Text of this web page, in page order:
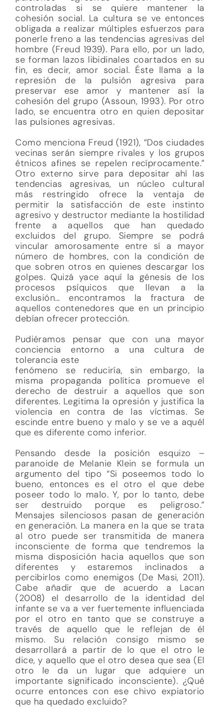
controladas si se quiere mantener la
cohesión social. La cultura se ve entonces
obligada a realizar múltiples esfuerzos para
ponerle freno a las tendencias agresivas del
hombre (Freud 1939). Para ello, por un lado,
se forman lazos libidinales coartados en su
fin, es decir, amor social. Éste llama a la
represión de la pulsión agresiva para
preservar ese amor y mantener así la
cohesión del grupo (Assoun, 1993). Por otro
lado, se encuentra otro en quien depositar
las pulsiones agresivas.
Como menciona Freud (1921), “Dos ciudades
vecinas serán siempre rivales y los grupos
étnicos afines se repelen recíprocamente.”
Otro externo sirve para depositar ahí las
tendencias agresivas, un núcleo cultural
más restringido ofrece la ventaja de
permitir la satisfacción de este instinto
agresivo y destructor mediante la hostilidad
frente a aquellos que han quedado
excluidos del grupo. Siempre se podrá
vincular amorosamente entre sí a mayor
número de hombres, con la condición de
que sobren otros en quienes descargar los
golpes. Quizá yace aquí la génesis de los
procesos psíquicos que llevan a la
exclusión… encontramos la fractura de
aquellos contenedores que en un principio
debían ofrecer protección.
Pudiéramos pensar que con una mayor
conciencia entorno a una cultura de
tolerancia este
fenómeno se reduciría, sin embargo, la
misma propaganda política promueve el
derecho de destruir a aquellos que son
diferentes. Legitima la opresión y justifica la
violencia en contra de las víctimas. Se
escinde entre bueno y malo y se ve a aquél
que es diferente como inferior.
Pensando desde la posición esquizo –
paranoide de Melanie Klein se formula un
argumento del tipo “Si poseemos todo lo
bueno, entonces es el otro el que debe
poseer todo lo malo. Y, por lo tanto, debe
ser destruido porque es peligroso.”
Mensajes silenciosos pasan de generación
en generación. La manera en la que se trata
al otro puede ser transmitida de manera
inconsciente de forma que tendremos la
misma disposición hacia aquellos que son
diferentes y estaremos inclinados a
percibirlos como enemigos (De Masi, 2011).
Cabe añadir que de acuerdo a Lacan
(2008) el desarrollo de la identidad del
infante se va a ver fuertemente influenciada
por el otro en tanto que se construye a
través de aquello que le reflejan de él
mismo. Su relación consigo mismo se
desarrollará a partir de lo que el otro le
dice, y aquello que el otro desea que sea (El
otro le da un lugar que adquiere un
importante significado inconsciente). ¿Qué
ocurre entonces con ese chivo expiatorio
que ha quedado excluido?